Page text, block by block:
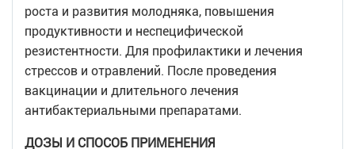
роста и развития молодняка, повышения
продуктивности и неспецифической
резистентности. Для профилактики и лечения
стрессов и отравлений. После проведения
вакцинации и длительного лечения
антибактериальными препаратами.
ДОЗЫ И СПОСОБ ПРИМЕНЕНИЯ